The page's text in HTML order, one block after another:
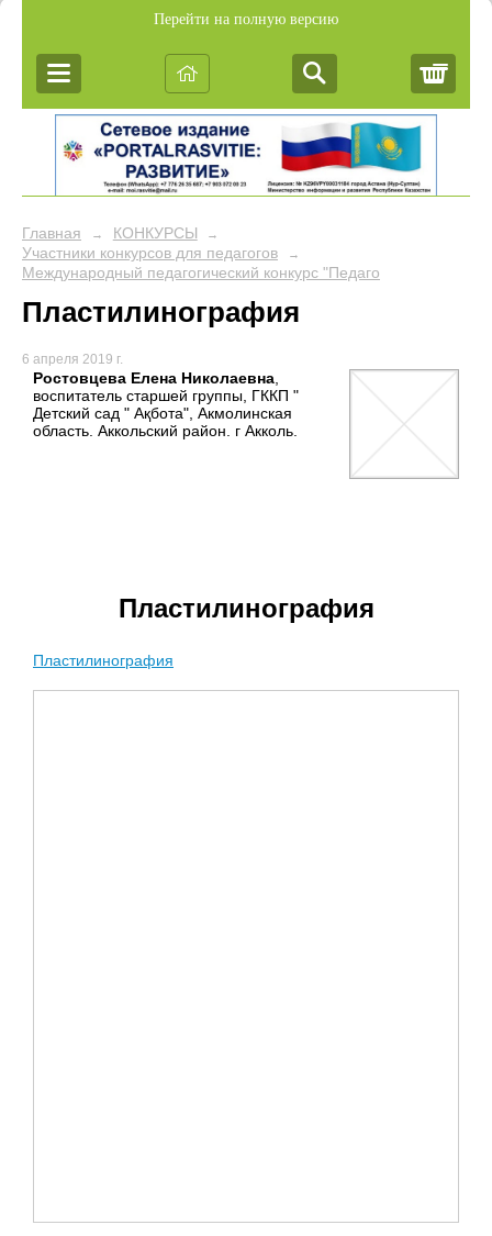
Перейти на полную версию
Главная → КОНКУРСЫ →
Участники конкурсов для педагогов →
Международный педагогический конкурс "Педагогика
Пластилинография
6 апреля 2019 г.
Ростовцева Елена Николаевна,
воспитатель старшей группы, ГККП "
Детский сад " Ақбота", Акмолинская
область. Аккольский район. г Акколь.
Пластилинография
Пластилинография